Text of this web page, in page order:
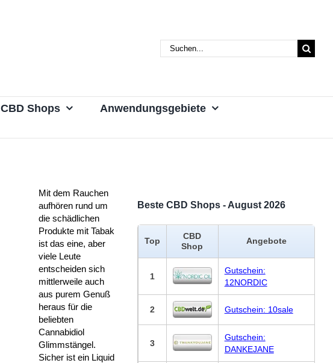
Suche
nach:
CBD Shops
Anwendungsgebiete
Mit dem Rauchen
aufhören rund um
die schädlichen
Produkte mit Tabak
ist das eine, aber
viele Leute
entscheiden sich
mittlerweile auch
aus purem Genuß
heraus für die
beliebten
Cannabidiol
Glimmstängel.
Sicher ist ein Liquid
Beste CBD Shops - August 2026
Top
CBD
Shop
Angebote
1
Gutschein:
12NORDIC
2 Gutschein: 10sale
3
Gutschein:
DANKEJANE